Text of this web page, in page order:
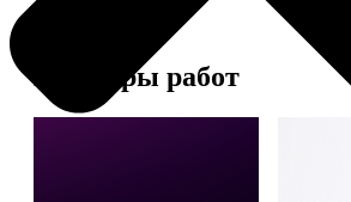
Примеры работ